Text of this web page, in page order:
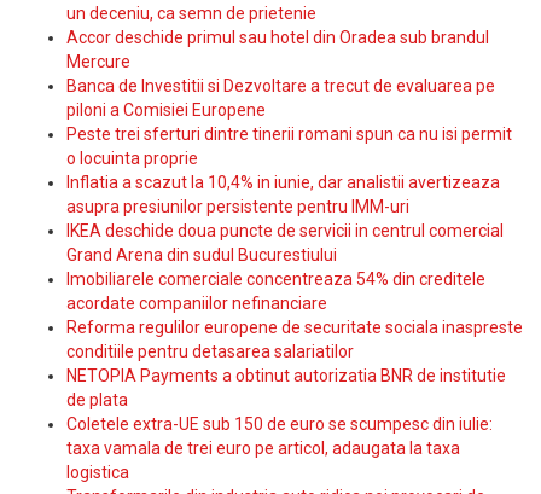
un deceniu, ca semn de prietenie
Accor deschide primul sau hotel din Oradea sub brandul
Mercure
Banca de Investitii si Dezvoltare a trecut de evaluarea pe
piloni a Comisiei Europene
Peste trei sferturi dintre tinerii romani spun ca nu isi permit
o locuinta proprie
Inflatia a scazut la 10,4% in iunie, dar analistii avertizeaza
asupra presiunilor persistente pentru IMM-uri
IKEA deschide doua puncte de servicii in centrul comercial
Grand Arena din sudul Bucurestiului
Imobiliarele comerciale concentreaza 54% din creditele
acordate companiilor nefinanciare
Reforma regulilor europene de securitate sociala inaspreste
conditiile pentru detasarea salariatilor
NETOPIA Payments a obtinut autorizatia BNR de institutie
de plata
Coletele extra-UE sub 150 de euro se scumpesc din iulie:
taxa vamala de trei euro pe articol, adaugata la taxa
logistica